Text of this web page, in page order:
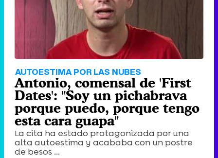
AUTOESTIMA POR LAS NUBES
Antonio, comensal de 'First
Dates': "Soy un pichabrava
porque puedo, porque tengo
esta cara guapa"
La cita ha estado protagonizada por una
alta autoestima y acababa con un postre
de besos ...